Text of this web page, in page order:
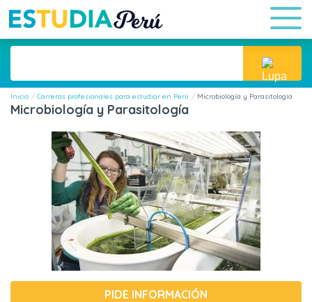
Inicio Carreras profesionales para estudiar en Perú Microbiología y Parasitología
Microbiología y Parasitología
PIDE INFORMACIÓN